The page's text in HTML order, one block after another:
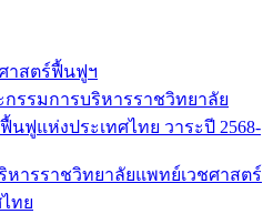
าสตร์ฟื้นฟูฯ
รรมการบริหารราชวิทยาลัย
นฟูแห่งประเทศไทย วาระปี 2568-
ารราชวิทยาลัยแพทย์เวชศาสตร์
ทย